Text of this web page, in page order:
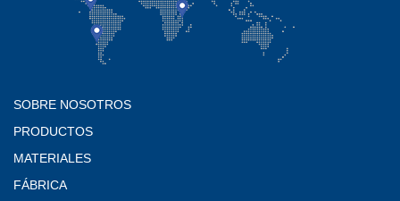
SOBRE NOSOTROS
PRODUCTOS
MATERIALES
FÁBRICA